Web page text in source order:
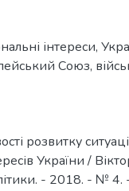
інтереси,
Союз,
розвитку
України /
- 2018. - №